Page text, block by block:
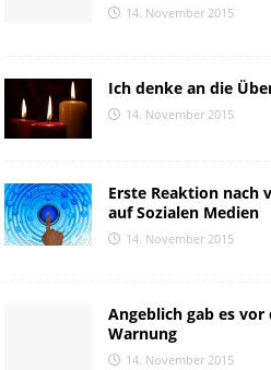
14. November 2015
Ich denke an die
14. November 2015
Erste Reaktion nach
auf Sozialen Medien
14. November 2015
Angeblich gab es
Warnung
14. November 2015